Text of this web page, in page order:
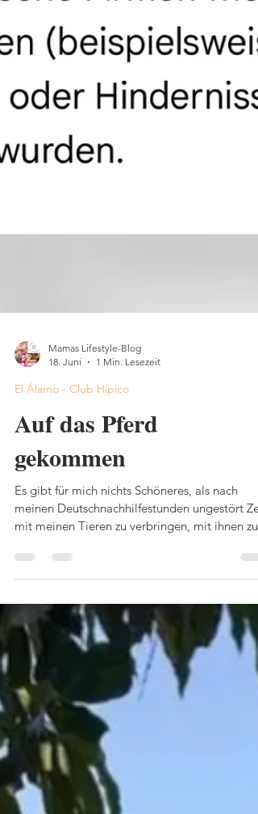
Mamas Lifestyle-Blog
1 Min. Lesezeit
El Álamo - Club Hípico
Auf das Pferd
gekommen
Es gibt für mich nichts Schöneres, als nach
mit meinen Tieren zu verbringen, mit ihnen zu
arbeiten und sie zu beobachten.